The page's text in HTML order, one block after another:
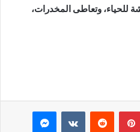
للحياء، وتعاطى المخدرات،
بينتيريست ماسنجر